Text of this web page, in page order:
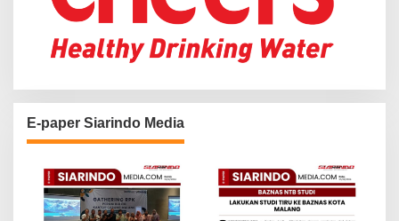
E-paper Siarindo Media